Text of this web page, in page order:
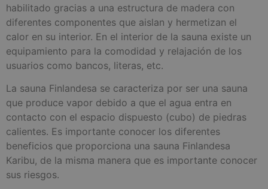
habilitado gracias a una estructura de madera con
diferentes componentes que aislan y hermetizan el
calor en su interior. En el interior de la sauna existe un
equipamiento para la comodidad y relajación de los
usuarios como bancos, literas, etc.
La sauna Finlandesa se caracteriza por ser una sauna
que produce vapor debido a que el agua entra en
contacto con el espacio dispuesto (cubo) de piedras
calientes. Es importante conocer los diferentes
beneficios que proporciona una sauna Finlandesa
Karibu, de la misma manera que es importante conocer
sus riesgos.